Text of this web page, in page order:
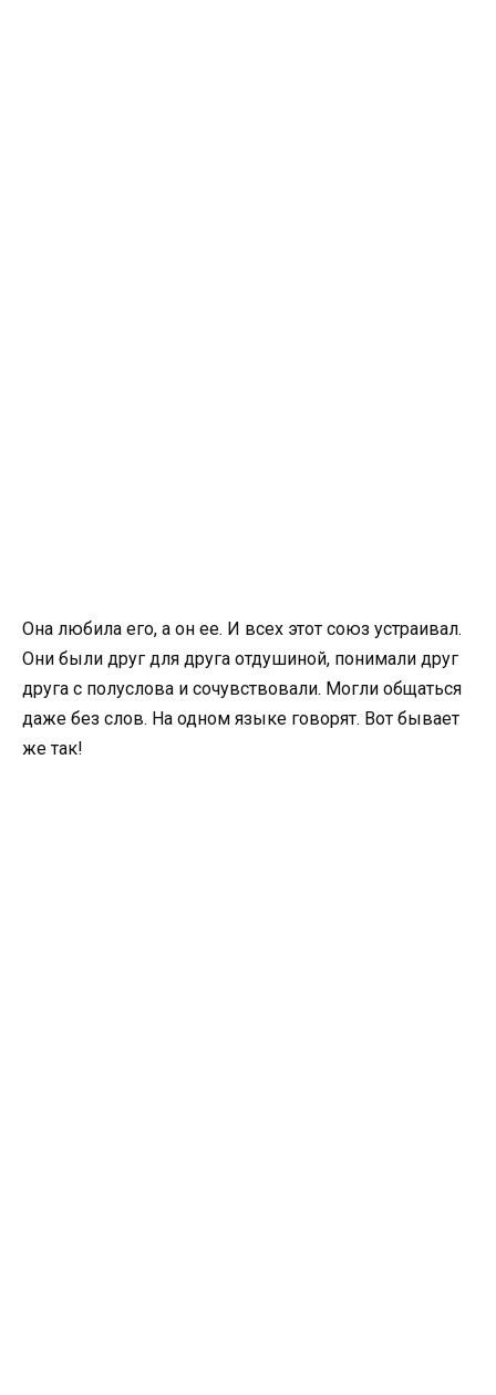
Она любила его, а он ее. И всех этот союз устраивал.
Они были друг для друга отдушиной, понимали друг
друга с полуслова и сочувствовали. Могли общаться
даже без слов. На одном языке говорят. Вот бывает
же так!